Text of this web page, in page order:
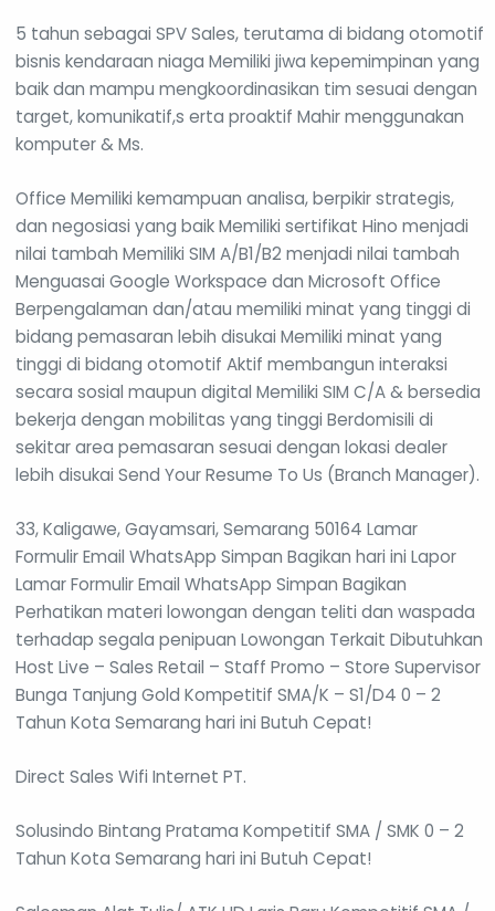
5 tahun sebagai SPV Sales, terutama di bidang otomotif
bisnis kendaraan niaga Memiliki jiwa kepemimpinan yang
baik dan mampu mengkoordinasikan tim sesuai dengan
target, komunikatif,s erta proaktif Mahir menggunakan
komputer & Ms.
Office Memiliki kemampuan analisa, berpikir strategis,
dan negosiasi yang baik Memiliki sertifikat Hino menjadi
nilai tambah Memiliki SIM A/B1/B2 menjadi nilai tambah
Menguasai Google Workspace dan Microsoft Office
Berpengalaman dan/atau memiliki minat yang tinggi di
bidang pemasaran lebih disukai Memiliki minat yang
tinggi di bidang otomotif Aktif membangun interaksi
secara sosial maupun digital Memiliki SIM C/A & bersedia
bekerja dengan mobilitas yang tinggi Berdomisili di
sekitar area pemasaran sesuai dengan lokasi dealer
lebih disukai Send Your Resume To Us (Branch Manager).
33, Kaligawe, Gayamsari, Semarang 50164 Lamar
Formulir Email WhatsApp Simpan Bagikan hari ini Lapor
Lamar Formulir Email WhatsApp Simpan Bagikan
Perhatikan materi lowongan dengan teliti dan waspada
terhadap segala penipuan Lowongan Terkait Dibutuhkan
Host Live – Sales Retail – Staff Promo – Store Supervisor
Bunga Tanjung Gold Kompetitif SMA/K – S1/D4 0 – 2
Tahun Kota Semarang hari ini Butuh Cepat!
Direct Sales Wifi Internet PT.
Solusindo Bintang Pratama Kompetitif SMA / SMK 0 – 2
Tahun Kota Semarang hari ini Butuh Cepat!